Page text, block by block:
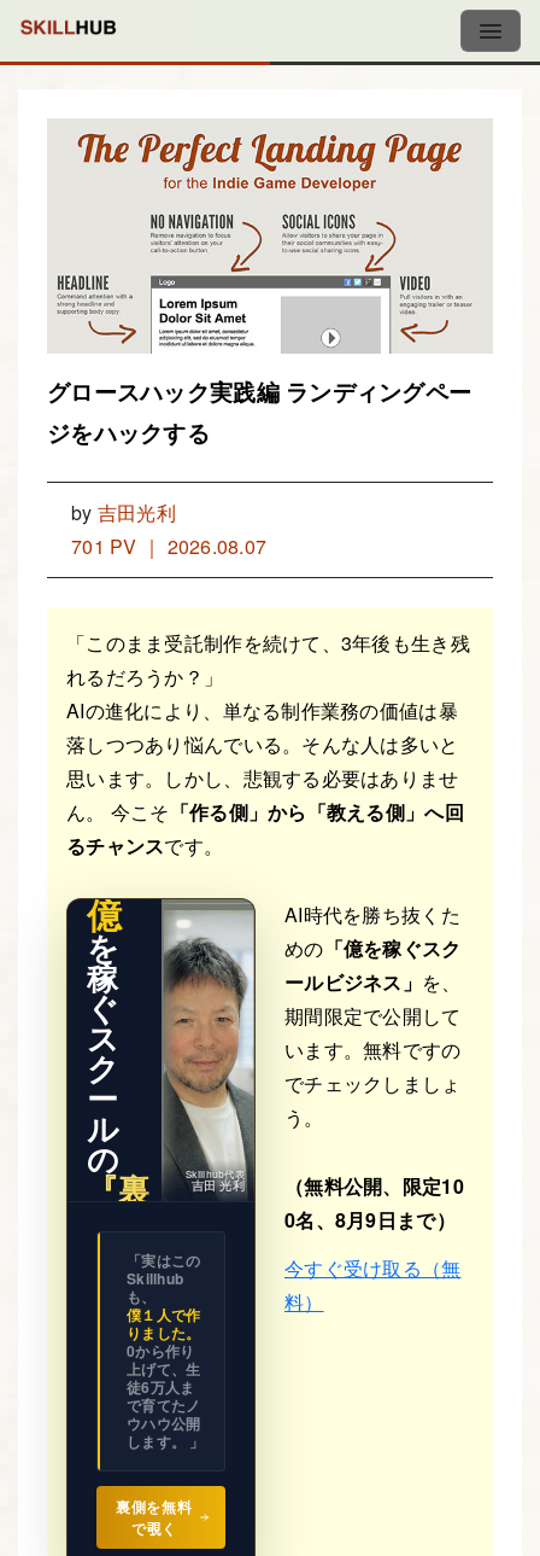
グロースハック実践編 ランディングペー
ジをハックする
by 吉田光利
701 PV ｜ 2026.08.07
「このまま受託制作を続けて、3年後も生き残
れるだろうか？」
AIの進化により、単なる制作業務の価値は暴
落しつつあり悩んでいる。そんな人は多いと
思います。しかし、悲観する必要はありませ
ん。 今こそ 「作る側」から「教える側」へ回
るチャンスです。
AL STO
億
を
稼
ぐ
ス
ク
ー
ル
の
『裏
※ 期間限
ビジネス
の設計図
全て見せ
Skillhub代表
吉田 光利
「実はこの
Skillhub
も、
僕１人で作
りました。
0から作り
上げて、生
徒6万人ま
で育てたノ
ウハウ公開
します。 」
裏側を無料
で覗く
AI時代を勝ち抜くた
めの 「億を稼ぐスク
ールビジネス」 を、
期間限定で公開して
います。無料ですの
でチェックしましょ
う。
（無料公開、限定10
0名、8月9日まで）
今すぐ受け取る（無
料）